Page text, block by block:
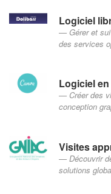
Logiciel
Gérer et
des services
Logiciel
Créer des
conception
Visites
Découvrir
solutions